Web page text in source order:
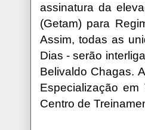
assinatura da
(Getam) para
Assim, todas as
Dias - serão
Belivaldo Chagas.
Especialização
Centro de